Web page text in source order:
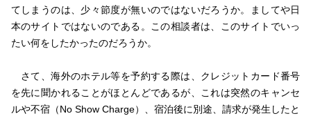
てしまうのは、少々節度が無いのではないだろうか。ましてや日
本のサイトではないのである。この相談者は、このサイトでいっ
たい何をしたかったのだろうか。
さて、海外のホテル等を予約する際は、クレジットカード番号
を先に聞かれることがほとんどであるが、これは突然のキャンセ
ルや不宿（No Show Charge）、宿泊後に別途、請求が発生したと